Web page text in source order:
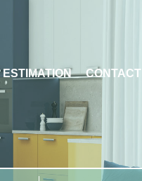
ESTIMATION CONTACT